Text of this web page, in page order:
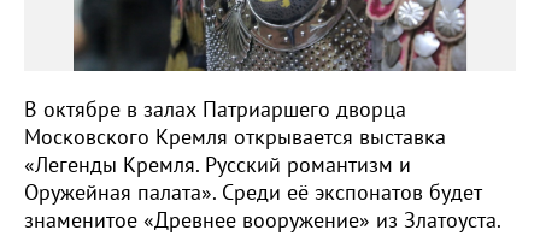
В октябре в залах Патриаршего дворца
Московского Кремля открывается выставка
«Легенды Кремля. Русский романтизм и
Оружейная палата». Среди её экспонатов будет
знаменитое «Древнее вооружение» из Златоуста.